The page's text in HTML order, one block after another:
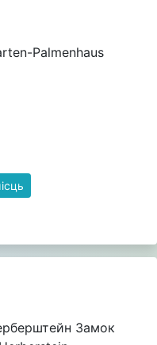
Palmenhaus
Замок